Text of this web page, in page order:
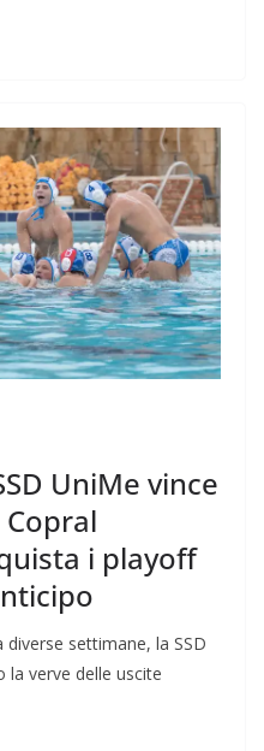
UniMe vince
i playoff
settimane, la SSD
la verve delle uscite